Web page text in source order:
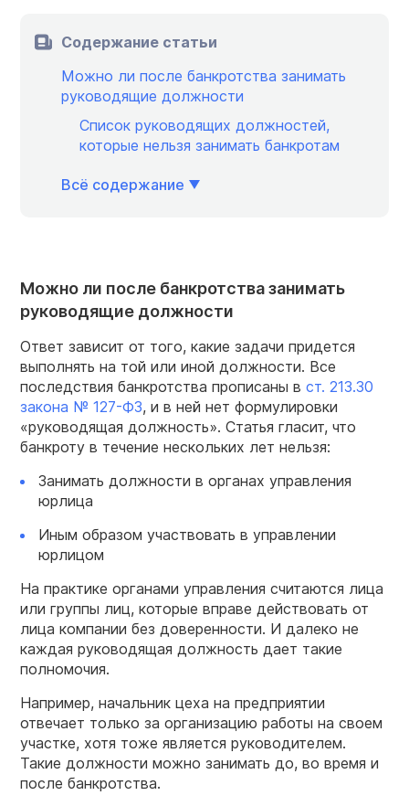
Содержание статьи
Можно ли после банкротства занимать
руководящие должности
Список руководящих должностей,
которые нельзя занимать банкротам
Всё содержание
Можно ли после банкротства занимать
руководящие должности
Ответ зависит от того, какие задачи придется
выполнять на той или иной должности. Все
последствия банкротства прописаны в ст. 213.30
закона № 127-ФЗ, и в ней нет формулировки
«руководящая должность». Статья гласит, что
банкроту в течение нескольких лет нельзя:
Занимать должности в органах управления
юрлица
Иным образом участвовать в управлении
юрлицом
На практике органами управления считаются лица
или группы лиц, которые вправе действовать от
лица компании без доверенности. И далеко не
каждая руководящая должность дает такие
полномочия.
Например, начальник цеха на предприятии
отвечает только за организацию работы на своем
участке, хотя тоже является руководителем.
Такие должности можно занимать до, во время и
после банкротства.